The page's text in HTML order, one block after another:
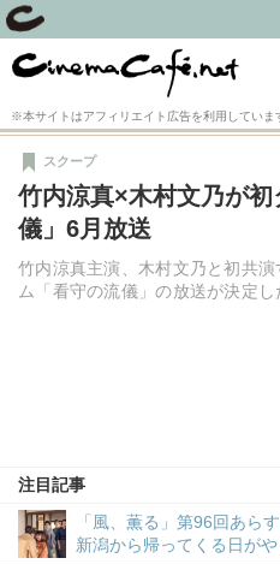
※本サイトはアフィリエイト広告を利用していま
竹内涼真×木村文乃が
儀」6月放送
竹内涼真主演、木村文乃と初共
ム「看守の流儀」の放送が決定し
スクープ
注目記事
「風、薫る」第96回あ
新潟から帰ってくる日が